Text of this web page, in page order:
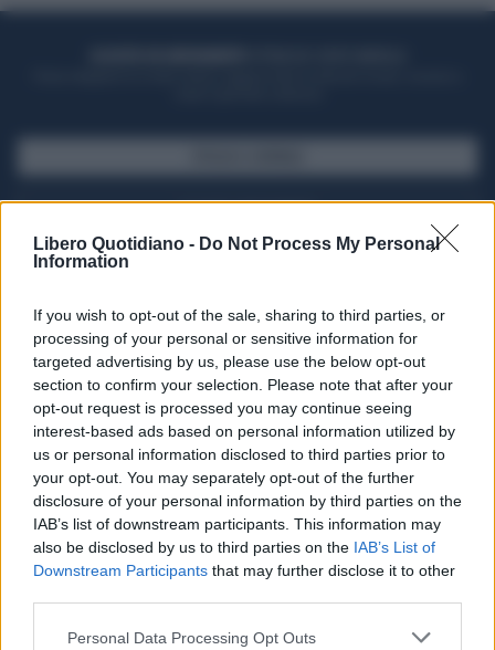
Libero Quotidiano - Do Not Process My Personal
Information
If you wish to opt-out of the sale, sharing to third parties, or
processing of your personal or sensitive information for
targeted advertising by us, please use the below opt-out
section to confirm your selection. Please note that after your
opt-out request is processed you may continue seeing
interest-based ads based on personal information utilized by
us or personal information disclosed to third parties prior to
your opt-out. You may separately opt-out of the further
disclosure of your personal information by third parties on the
IAB’s list of downstream participants. This information may
also be disclosed by us to third parties on the IAB’s List of
Downstream Participants that may further disclose it to other
Personal Data Processing Opt Outs
Seguici su Google Discover
Segui Libero Quotidiano su Google Discover
Scegli Libero Quotidiano come fonte preferita